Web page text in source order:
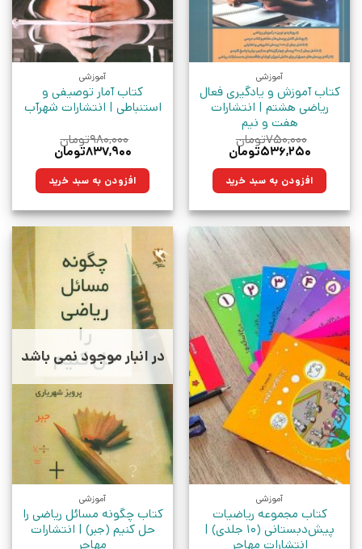
آموزشی
کتاب آموزش و یادگیری فعال
ریاضی هشتم | انتشارات
هفت و نیم
۷۵۰,۰۰۰تومان
قیمت
۷۵۰,۰۰۰تومان
بود.
۵۳۶,۲۵۰تومان
۵۳۶,۲۵۰تومان.افزودن به سبد خرید
آموزشی
کتاب آمار توصیفی و
استنباطی | انتشارات شهرآب
۹۸۰,۰۰۰تومان
قیمت
۹۸۰,۰۰۰تومان
بود.
۸۳۷,۹۰۰تومان
۸۳۷,۹۰۰تومان.افزودن به سبد خرید
آموزشی
کتاب مجموعه ریاضیات
پیش‌دبستانی (10 جلدی) |
انتشارات مهاجر
در انبار موجود نمی باشد
آموزشی
کتاب چگونه مسائل ریاضی را
حل کنیم (جبر) | انتشارات
مهاجر